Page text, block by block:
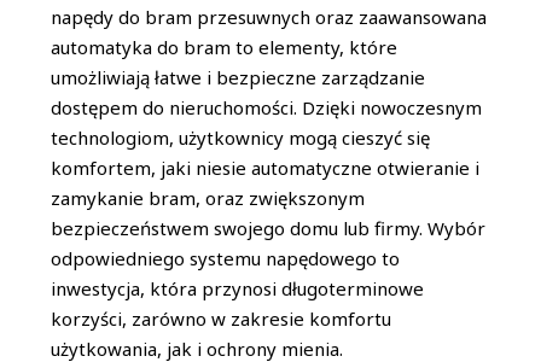
napędy do bram przesuwnych oraz zaawansowana
automatyka do bram to elementy, które
umożliwiają łatwe i bezpieczne zarządzanie
dostępem do nieruchomości. Dzięki nowoczesnym
technologiom, użytkownicy mogą cieszyć się
komfortem, jaki niesie automatyczne otwieranie i
zamykanie bram, oraz zwiększonym
bezpieczeństwem swojego domu lub firmy. Wybór
odpowiedniego systemu napędowego to
inwestycja, która przynosi długoterminowe
korzyści, zarówno w zakresie komfortu
użytkowania, jak i ochrony mienia.